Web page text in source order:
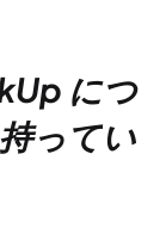
につ
ってい